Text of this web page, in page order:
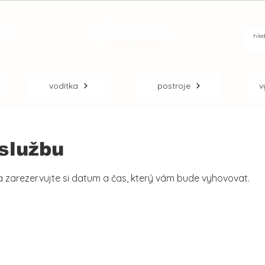
vodítka postroje
si datum a čas, který vám bude vyhovovat.